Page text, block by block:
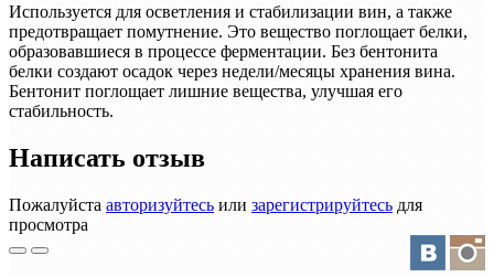
Используется для осветления и стабилизации вин, а также
предотвращает помутнение. Это вещество поглощает белки,
образовавшиеся в процессе ферментации. Без бентонита
белки создают осадок через недели/месяцы хранения вина.
Бентонит поглощает лишние вещества, улучшая его
стабильность.
Написать отзыв
Пожалуйста авторизуйтесь или зарегистрируйтесь для
просмотра